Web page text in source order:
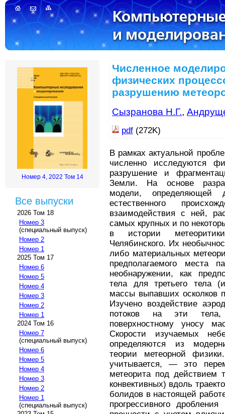
Номер 4, 2022 Том 14
Все выпуски
2026 Том 18
Номер 3
(специальный выпуск)
Номер 2
Номер 1
2025 Том 17
Номер 6
Номер 5
Номер 4
Номер 3
Номер 2
Номер 1
2024 Том 16
Номер 7
(специальный выпуск)
Номер 6
Номер 5
Номер 4
Номер 3
Номер 2
Номер 1
(специальный выпуск)
Численное
физических
разрушению
Сызранова Н.Г.,
pdf (272K)
В рамках актуальной
численно исследуются
разрушение и
Земли. На основе
модели, определяющей
естественного
взаимодействия с ней,
самых крупных и по
в истории
Челябинского. Их
либо материальных
предполагаемого
необнаружении, как
тела для третьего тела
массы выпавших осколков
Изучено воздействие
потоков на эти тела,
поверхностному уносу
Скорости изучаемых
определяются из
теории метеорной
учитывается, — это
метеорита под действием
конвективных) вдоль
болидов в настоящей
прогрессивного